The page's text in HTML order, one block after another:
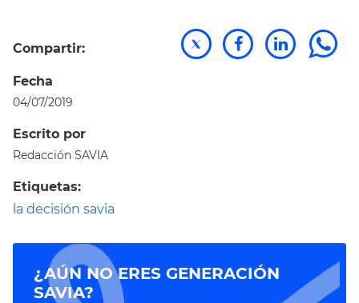
Compartir:
Fecha
04/07/2019
Escrito por
Redacción SAVIA
Etiquetas:
la decisión savia
¿AÚN NO ERES GENERACIÓN
SAVIA?